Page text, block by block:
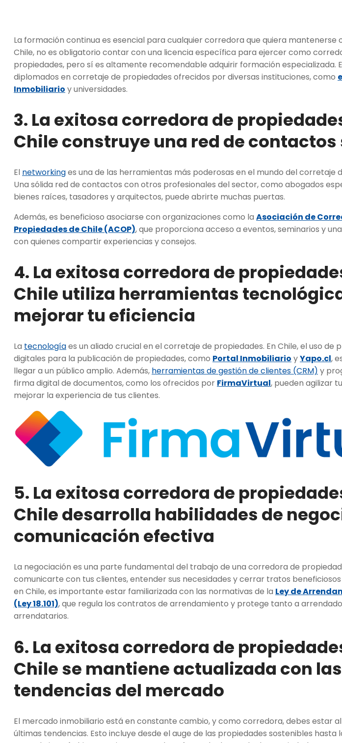
La formación continua es esencial para cualquier corredora que quiera mantenerse
Chile, no es obligatorio contar con una licencia específica para ejercer como
propiedades, pero sí es altamente recomendable adquirir formación especializada.
diplomados en corretaje de propiedades ofrecidos por diversas instituciones, como
Inmobiliario y universidades.
3. La exitosa corredora de
Chile construye una red de contactos
El networkinges una de las herramientas más poderosas en el mundo del corretaje
Una sólida red de contactos con otros profesionales del sector, como abogados
bienes raíces, tasadores y arquitectos, puede abrirte muchas puertas.
Además, es beneficioso asociarse con organizaciones como la Asociación de
Propiedades de Chile (ACOP), que proporciona acceso a eventos, seminarios y
con quienes compartir experiencias y consejos.
4. La exitosa corredora de
Chile utiliza herramientas
mejorar tu eficiencia
La tecnologíaes un aliado crucial en el corretaje de propiedades. En Chile, el uso de
digitales para la publicación de propiedades, como Portal Inmobiliario yYapo.cl,
llegar a un público amplio. Además, herramientas de gestión de clientes (CRM) y
firma digital de documentos, como los ofrecidos por FirmaVirtual, pueden agilizar
mejorar la experiencia de tus clientes.
5. La exitosa corredora de
Chile desarrolla habilidades de
comunicación efectiva
La negociación es una parte fundamental del trabajo de una corredora de
comunicarte con tus clientes, entender sus necesidades y cerrar tratos beneficiosos
en Chile, es importante estar familiarizada con las normativas de la Ley de
(Ley 18.101), que regula los contratos de arrendamiento y protege tanto a
arrendatarios.
6. La exitosa corredora de
Chile se mantiene actualizada con las
tendencias del mercado
El mercado inmobiliario está en constante cambio, y como corredora, debes estar
últimas tendencias. Esto incluye desde el auge de las propiedades sostenibles hasta